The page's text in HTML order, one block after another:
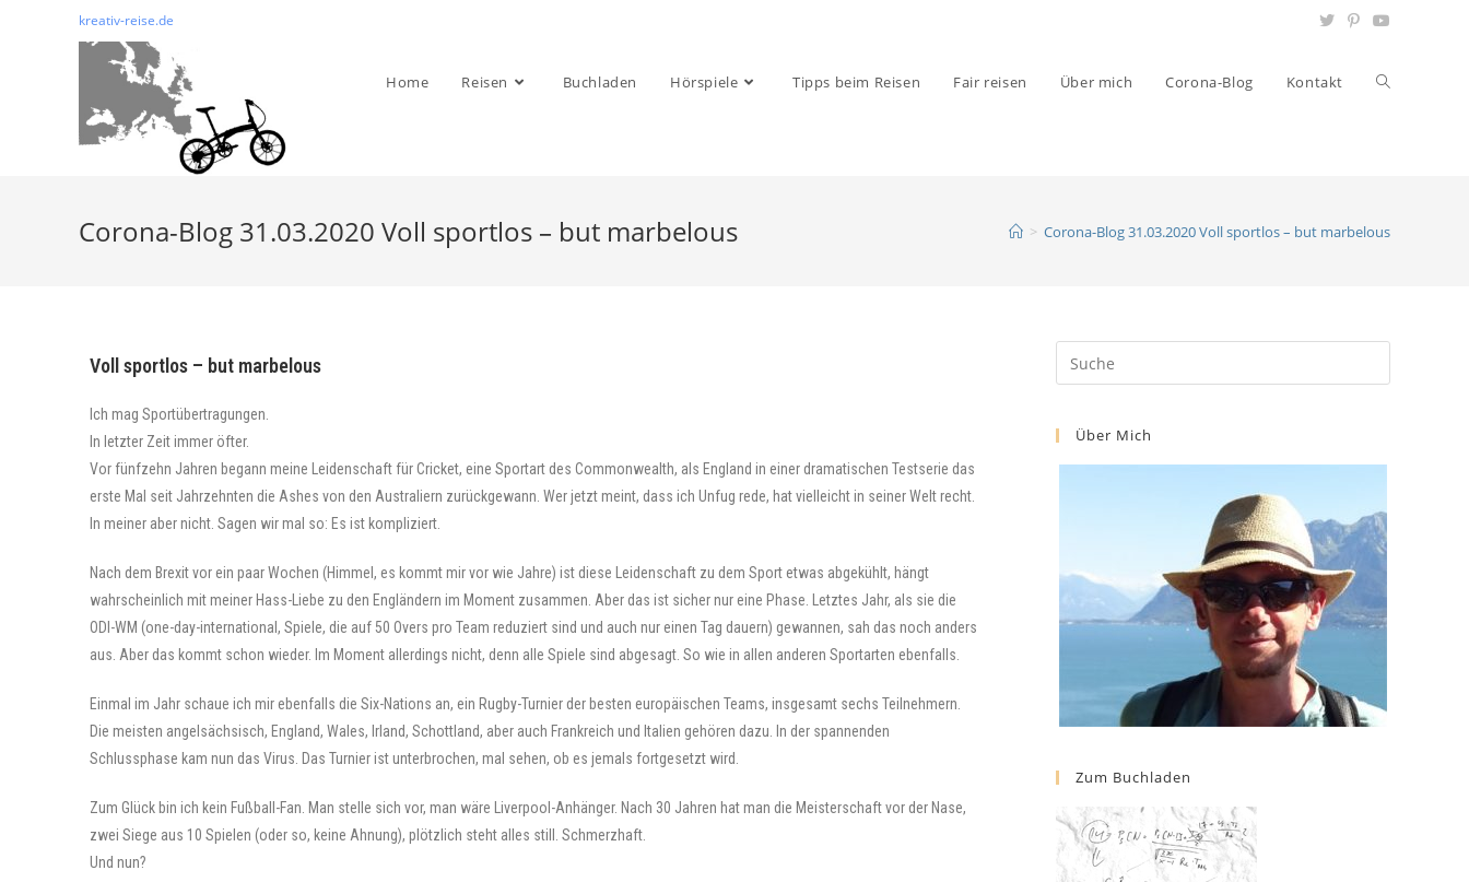
kreativ-reise.de
Home Reisen Buchladen Hörspiele Tipps beim Reisen Fair reisen Über mich Corona-Blog Kontakt
Corona-Blog 31.03.2020 Voll sportlos – but marbelous > Corona-Blog 31.03.2020 Voll sportlos – but marbelous
Voll sportlos – but marbelous
Ich mag Sportübertragungen.
In letzter Zeit immer öfter.
Vor fünfzehn Jahren begann meine Leidenschaft für Cricket, eine Sportart des Commonwealth, als England in einer dramatischen Testserie das
erste Mal seit Jahrzehnten die Ashes von den Australiern zurückgewann. Wer jetzt meint, dass ich Unfug rede, hat vielleicht in seiner Welt recht.
In meiner aber nicht. Sagen wir mal so: Es ist kompliziert.
Nach dem Brexit vor ein paar Wochen (Himmel, es kommt mir vor wie Jahre) ist diese Leidenschaft zu dem Sport etwas abgekühlt, hängt
wahrscheinlich mit meiner Hass-Liebe zu den Engländern im Moment zusammen. Aber das ist sicher nur eine Phase. Letztes Jahr, als sie die
ODI-WM (one-day-international, Spiele, die auf 50 Overs pro Team reduziert sind und auch nur einen Tag dauern) gewannen, sah das noch anders
aus. Aber das kommt schon wieder. Im Moment allerdings nicht, denn alle Spiele sind abgesagt. So wie in allen anderen Sportarten ebenfalls.
Einmal im Jahr schaue ich mir ebenfalls die Six-Nations an, ein Rugby-Turnier der besten europäischen Teams, insgesamt sechs Teilnehmern.
Die meisten angelsächsisch, England, Wales, Irland, Schottland, aber auch Frankreich und Italien gehören dazu. In der spannenden
Schlussphase kam nun das Virus. Das Turnier ist unterbrochen, mal sehen, ob es jemals fortgesetzt wird.
Zum Glück bin ich kein Fußball-Fan. Man stelle sich vor, man wäre Liverpool-Anhänger. Nach 30 Jahren hat man die Meisterschaft vor der Nase,
zwei Siege aus 10 Spielen (oder so, keine Ahnung), plötzlich steht alles still. Schmerzhaft.
Und nun?
Über Mich
Zum Buchladen